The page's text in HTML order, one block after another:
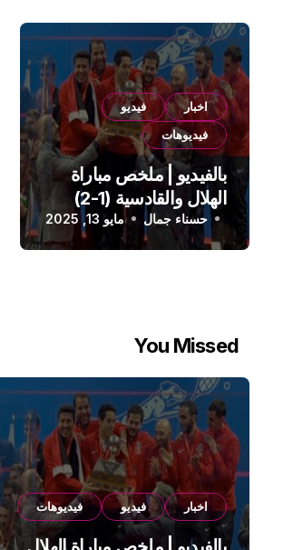
اخبار
فيديو
فيديوهات
بالفيديو | ملخص مباراة
الهلال والقادسية (1-2)
الدوري السعودي
حسناء جمال مايو 13, 2025
You Missed
اخبار فيديو فيديوهات